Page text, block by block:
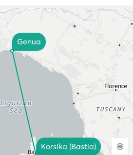
Genua
Korsika (Bastia)